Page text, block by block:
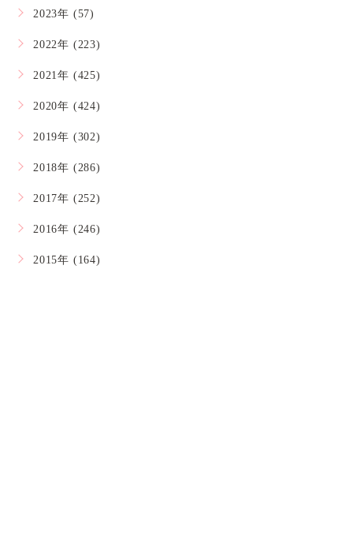
2023年 (57)
2022年 (223)
2021年 (425)
2020年 (424)
2019年 (302)
2018年 (286)
2017年 (252)
2016年 (246)
2015年 (164)